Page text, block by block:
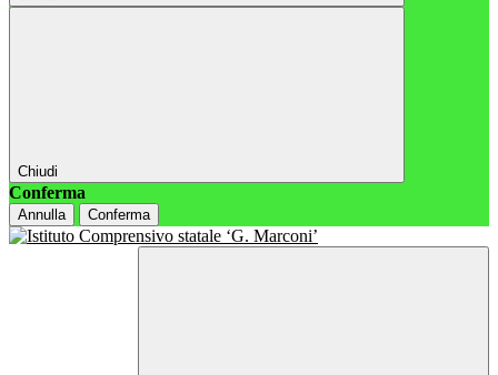
Chiudi
Conferma
Annulla Conferma